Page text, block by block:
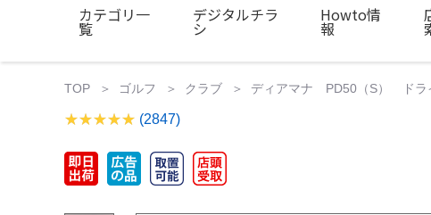
カテゴリ一
覧
デジタルチラ
シ
Howto情
報
TOP ゴルフ クラブ ディアマナ PD50（S） ドラ
(2847)